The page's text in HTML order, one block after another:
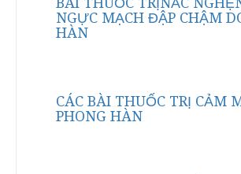
NGỰC MẠCH ĐẬP CHẬM
HÀN
CÁC BÀI THUỐC TRỊ CẢM
PHONG HÀN